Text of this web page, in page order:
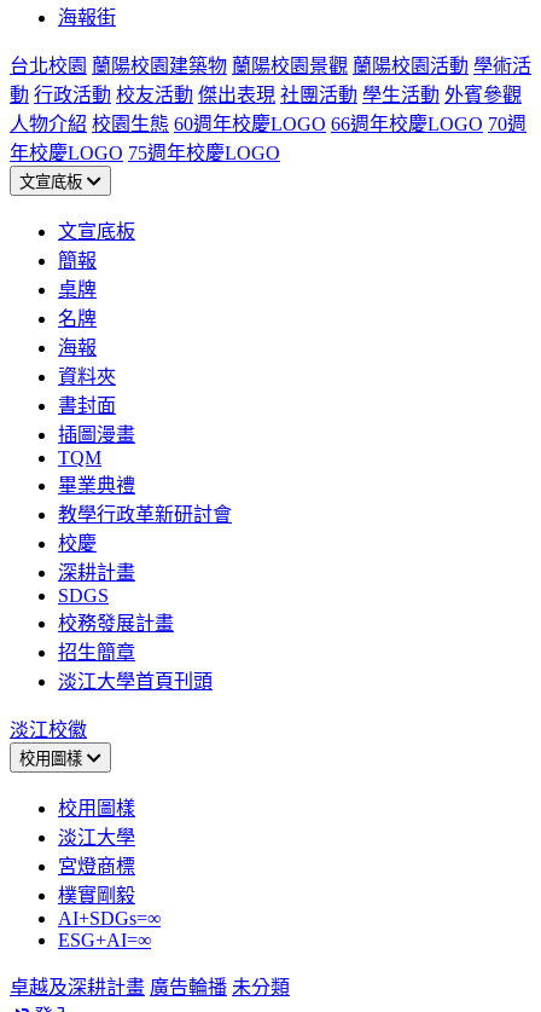
海報街
台北校園 蘭陽校園建築物 蘭陽校園景觀 蘭陽校園活動 學術活
動 行政活動 校友活動 傑出表現 社團活動 學生活動 外賓參觀
人物介紹 校園生態 60週年校慶LOGO 66週年校慶LOGO 70週
年校慶LOGO 75週年校慶LOGO
文宣底板
文宣底板
簡報
桌牌
名牌
海報
資料夾
書封面
插圖漫畫
TQM
畢業典禮
教學行政革新研討會
校慶
深耕計畫
SDGS
校務發展計畫
招生簡章
淡江大學首頁刊頭
淡江校徽
校用圖樣
校用圖樣
淡江大學
宮燈商標
樸實剛毅
AI+SDGs=∞
ESG+AI=∞
卓越及深耕計畫 廣告輪播 未分類